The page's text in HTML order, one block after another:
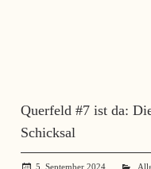
Querfeld #7 ist da:
Schicksal
5. September 2024